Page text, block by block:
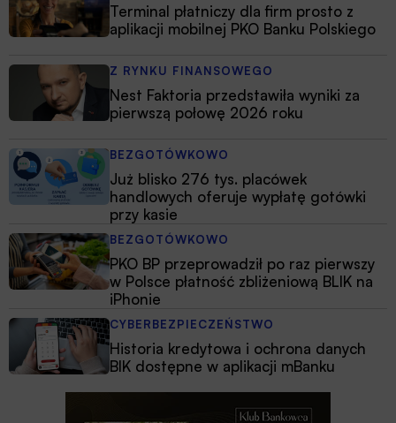
Terminal płatniczy dla firm prosto z
aplikacji mobilnej PKO Banku Polskiego
Z RYNKU FINANSOWEGO
Nest Faktoria przedstawiła wyniki za
pierwszą połowę 2026 roku
BEZGOTÓWKOWO
Już blisko 276 tys. placówek
handlowych oferuje wypłatę gotówki
przy kasie
BEZGOTÓWKOWO
PKO BP przeprowadził po raz pierwszy
w Polsce płatność zbliżeniową BLIK na
iPhonie
CYBERBEZPIECZEŃSTWO
Historia kredytowa i ochrona danych
BIK dostępne w aplikacji mBanku